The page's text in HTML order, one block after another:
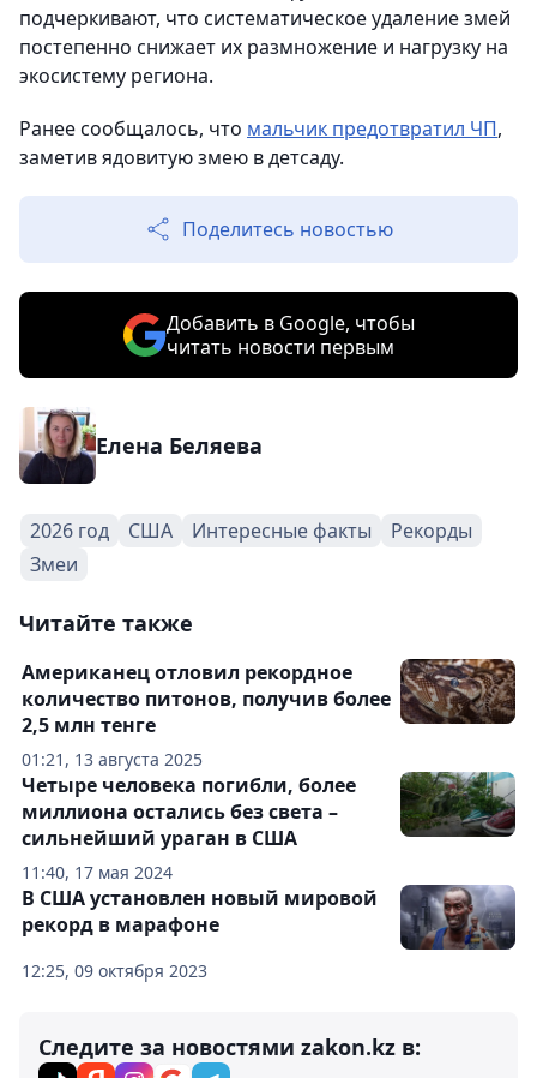
подчеркивают, что систематическое удаление змей
постепенно снижает их размножение и нагрузку на
экосистему региона.
Ранее сообщалось, что мальчик предотвратил ЧП,
заметив ядовитую змею в детсаду.
Поделитесь новостью
Добавить в Google, чтобы
читать новости первым
Елена Беляева
2026 год США Интересные факты
Рекорды
Змеи
Читайте также
01:21, 13 августа 2025
Американец отловил рекордное
количество питонов, получив более
2,5 млн тенге
11:40, 17 мая 2024
Четыре человека погибли, более
миллиона остались без света –
сильнейший ураган в США
12:25, 09 октября 2023
В США установлен новый мировой
рекорд в марафоне
Следите за новостями zakon.kz в: